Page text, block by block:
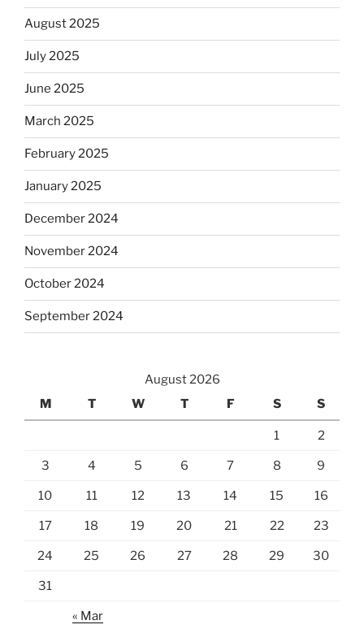
August 2025
July 2025
June 2025
March 2025
February 2025
January 2025
December 2024
November 2024
October 2024
September 2024
August 2026
M
T W T F S S
1 2
3 4 5 6 7 8 9
10 11 12 13 14 15 16
17 18 19 20 21 22 23
24 25 26 27 28 29 30
31
« Mar